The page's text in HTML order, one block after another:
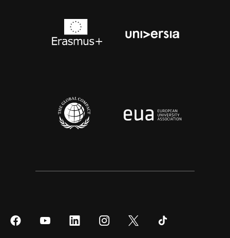
SíguenosSíguenos
SíguenosSíguenos
Síguenos